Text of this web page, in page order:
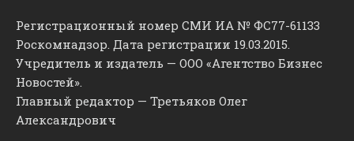
Регистрационный номер СМИ ИА № ФС77-61133
Роскомнадзор. Дата регистрации 19.03.2015.
Учредитель и издатель — ООО «Агентство Бизнес
Новостей».
Главный редактор — Третьяков Олег
Александрович